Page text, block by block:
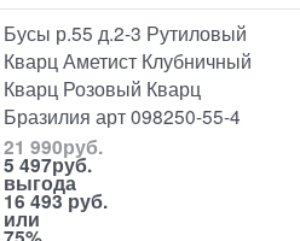
Бусы р.55 д.2-3 Рутиловый
Кварц Аметист Клубничный
Кварц Розовый Кварц
Бразилия арт 098250-55-4
21 990руб.
5 497руб.
выгода
16 493 руб.
или